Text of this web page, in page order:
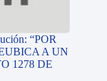
“POR
A UN
1278 DE